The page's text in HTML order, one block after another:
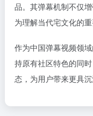
品。其弹幕机制不仅
为理解当代宅文化的重
作为中国弹幕视频领
持原有社区特色的同
态，为用户带来更具沉